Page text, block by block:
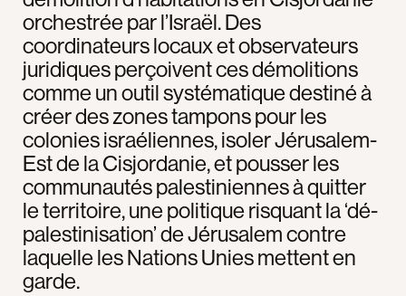
orchestrée par l’Israël. Des
coordinateurs locaux et observateurs
juridiques perçoivent ces démolitions
comme un outil systématique destiné à
créer des zones tampons pour les
colonies israéliennes, isoler Jérusalem-
Est de la Cisjordanie, et pousser les
communautés palestiniennes à quitter
le territoire, une politique risquant la ‘dé-
palestinisation’ de Jérusalem contre
laquelle les Nations Unies mettent en
garde.